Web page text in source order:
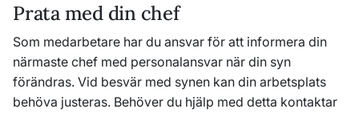
Prata med din chef
Som medarbetare har du ansvar för att informera din
närmaste chef med personalansvar när din syn
förändras. Vid besvär med synen kan din arbetsplats
behöva justeras. Behöver du hjälp med detta kontaktar